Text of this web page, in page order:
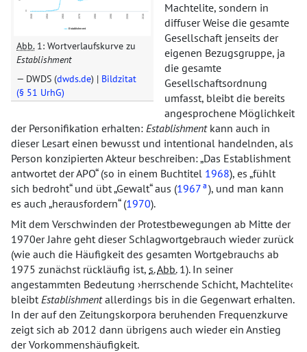
Abb.1: Wortverlaufskurve zu
Establishment
DWDS (dwds.de) | Bildzitat
(§ 51 UrhG)
Machtelite, sondern in
diffuser Weise die gesamte
Gesellschaft jenseits der
eigenen Bezugsgruppe, ja
die gesamte
Gesellschaftsordnung
umfasst, bleibt die bereits
angesprochene Möglichkeit
der Personifikation erhalten: Establishmentkann auch in
dieser Lesart einen bewusst und intentional handelnden, als
Person konzipierten Akteur beschreiben: Das Establishment
antwortet der APO (so in einem Buchtitel 1968), es fühlt
sich bedroht und übt Gewalt aus (1967 a ), und man kann
es auch herausfordern (1970).
Mit dem Verschwinden der Protestbewegungen ab Mitte der
1970er Jahre geht dieser Schlagwortgebrauch wieder zurück
(wie auch die Häufigkeit des gesamten Wortgebrauchs ab
1975 zunächst rückläufig ist, s.Abb.1). In seiner
angestammten Bedeutung herrschende Schicht, Machtelite
bleibtEstablishmentallerdings bis in die Gegenwart erhalten.
In der auf den Zeitungskorpora beruhenden Frequenzkurve
zeigt sich ab 2012 dann übrigens auch wieder ein Anstieg
der Vorkommenshäufigkeit.